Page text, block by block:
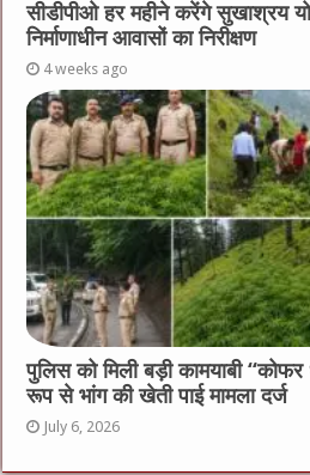
सीडीपीओ हर महीने करेंगे सुखाश्रय
निर्माणाधीन आवासों का निरीक्षण
4 weeks ago
पुलिस को मिली बड़ी कामयाबी
रूप से भांग की खेती पाई मामला दर्ज
July 6, 2026